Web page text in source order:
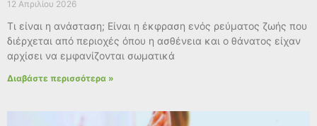
12 Απριλίου 2026
Τι είναι η ανάσταση; Είναι η έκφραση ενός ρεύματος ζωής που
διέρχεται από περιοχές όπου η ασθένεια και ο θάνατος είχαν
αρχίσει να εμφανίζονται σωματικά
Διαβάστε περισσότερα »